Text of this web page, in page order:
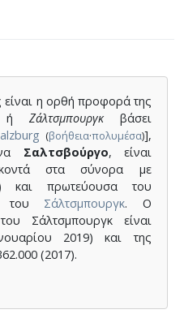
η ορθή προφορά της
ή Ζάλτσμπουργκβάσει
(βοήθεια·πολυμέσα)],
Σαλτσβούργο, είναι
στα σύνορα με
και πρωτεύουσα του
του Σάλτσμπουργκ. Ο
Σάλτσμπουργκ είναι
2019) και της
(2017).